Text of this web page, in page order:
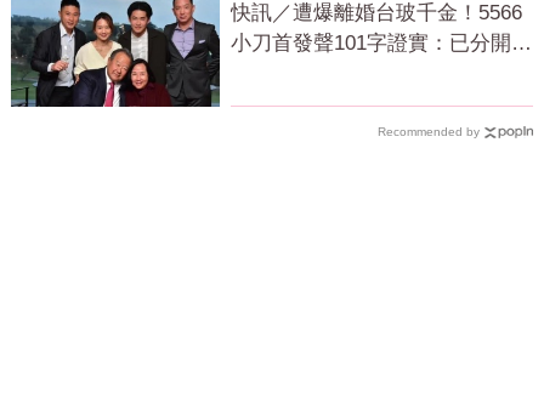
快訊／遭爆離婚台玻千金！5566
小刀首發聲101字證實：已分開一
Recommended by